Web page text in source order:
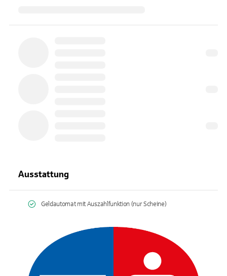
Ausstattung
Geldautomat mit Auszahlfunktion (nur Scheine)